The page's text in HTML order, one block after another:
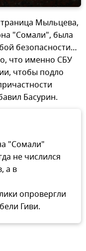
Мыльцева,
"Сомали", была
безопасности…
что именно СБУ
чтобы подло
Басурин.
"Сомали"
не числился
а в
опровергли
Гиви.